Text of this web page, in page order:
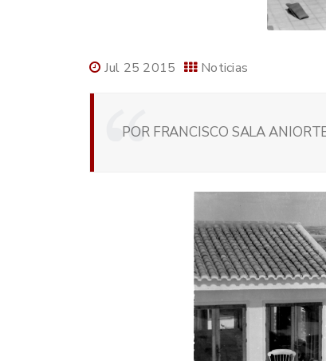
Jul 25 2015 Noticias
POR FRANCISCO SALA